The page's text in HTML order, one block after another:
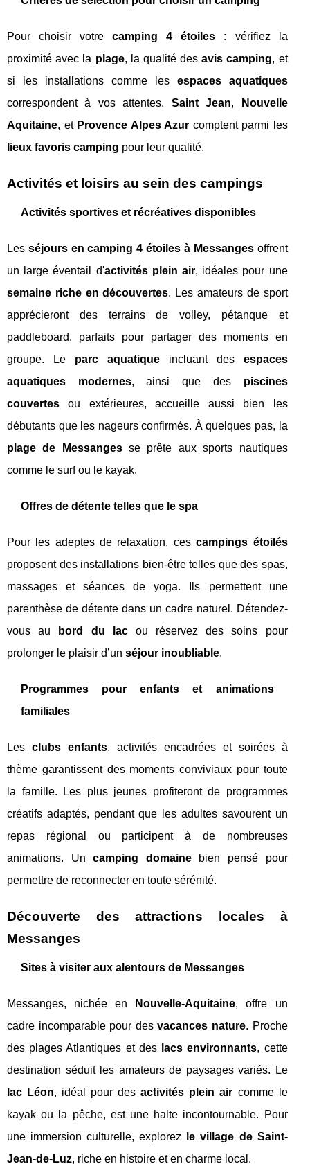
Pour choisir votrecamping 4 étoiles : vérifiez la
proximité avec la plage, la qualité desavis camping, et
si les installations comme les espaces aquatiques
correspondent à vos attentes. Saint Jean,
Nouvelle
Aquitaine, et Provence Alpes Azur comptent parmi les
lieux favoris camping pour leur qualité.
Activités et loisirs au sein des campings
Activités sportives et récréatives disponibles
Les séjours en camping 4 étoiles à Messangesoffrent
un large éventail d'activités plein air, idéales pour une
semaine riche en découvertes. Les amateurs de sport
apprécieront des terrains de volley, pétanque et
paddleboard, parfaits pour partager des moments en
groupe. Le parc aquatiqueincluant des espaces
aquatiques modernes, ainsi que des piscines
couvertes ou extérieures, accueille aussi bien les
débutants que les nageurs confirmés. À quelques pas, la
plage de Messangesse prête aux sports nautiques
comme le surf ou le kayak.
Offres de détente telles que le spa
Pour les adeptes de relaxation, cescampings étoilés
proposent des installations bien-être telles que des spas,
massages et séances de yoga. Ils permettent une
parenthèse de détente dans un cadre naturel. Détendez-
vous au
bord du lacou réservez des soins pour
prolonger le plaisir d’un séjour inoubliable.
Programmes pour enfants et animations
familiales
Les clubs enfants, activités encadrées et soirées à
thème garantissent des moments conviviaux pour toute
la famille. Les plus jeunes profiteront de programmes
créatifs adaptés, pendant que les adultes savourent un
repas régional ou participent à de nombreuses
animations. Uncamping domainebien pensé pour
permettre de reconnecter en toute sérénité.
Découverte des attractions locales à
Messanges
Sites à visiter aux alentours de Messanges
Messanges, nichée en Nouvelle-Aquitaine, offre un
cadre incomparable pour desvacances nature. Proche
des plages Atlantiques et des lacs environnants, cette
destination séduit les amateurs de paysages variés. Le
lac Léon, idéal pour desactivités plein air comme le
kayak ou la pêche, est une halte incontournable. Pour
une immersion culturelle, explorez
le village de Saint-
Jean-de-Luz, riche en histoire et en charme local.